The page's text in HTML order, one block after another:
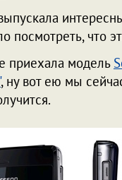
посмотреть, что
приехала модель
, ну вот ею мы